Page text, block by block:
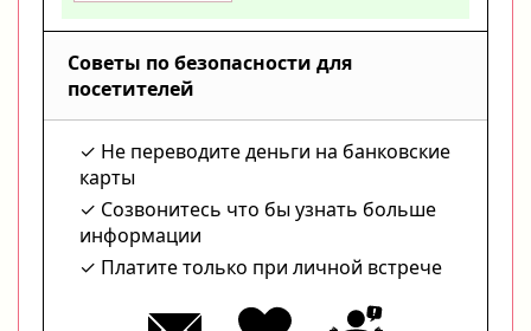
Советы по безопасности для
посетителей
Не переводите деньги на банковские
карты
Созвонитесь что бы узнать больше
информации
Платите только при личной встрече